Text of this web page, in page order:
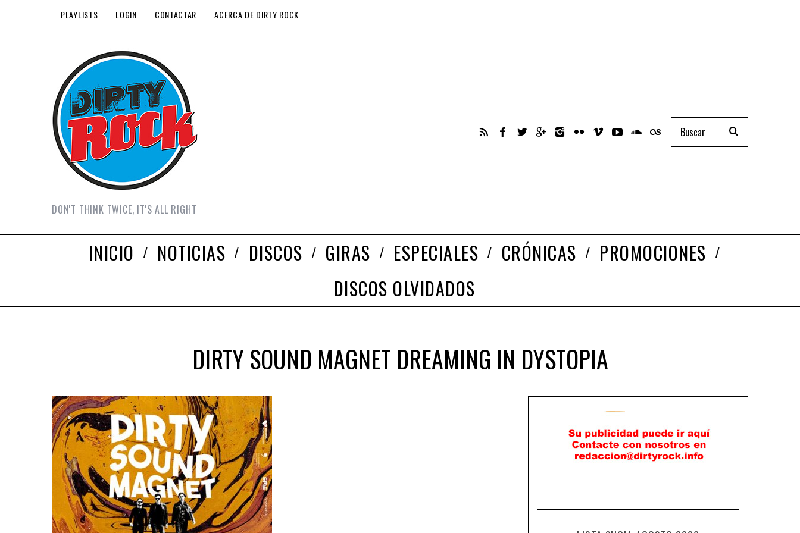
PLAYLISTS LOGIN CONTACTAR ACERCA DE DIRTY ROCK
DON'T THINK TWICE, IT'S ALL RIGHT
INICIO NOTICIAS DISCOS GIRAS ESPECIALES CRÓNICAS
PROMOCIONES
DISCOS OLVIDADOS
DIRTY SOUND MAGNET DREAMING IN DYSTOPIA